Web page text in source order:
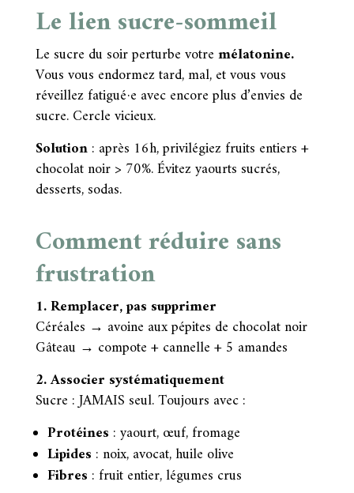
Le lien sucre-sommeil
Le sucre du soir perturbe votremélatonine.
Vous vous endormez tard, mal, et vous vous
réveillez fatigué·e avec encore plus d’envies de
sucre.Cercle vicieux.
Solution: après 16h, privilégiez fruits entiers +
chocolat noir > 70%. Évitez yaourts sucrés,
desserts, sodas.
Comment réduire sans
frustration
1. Remplacer, pas supprimer
Céréales → avoine aux pépites de chocolat noir
Gâteau → compote + cannelle + 5 amandes
2. Associer systématiquement
Sucre : JAMAIS seul. Toujours avec :
Protéines : yaourt, œuf, fromage
Lipides : noix, avocat, huile olive
Fibres : fruit entier, légumes crus